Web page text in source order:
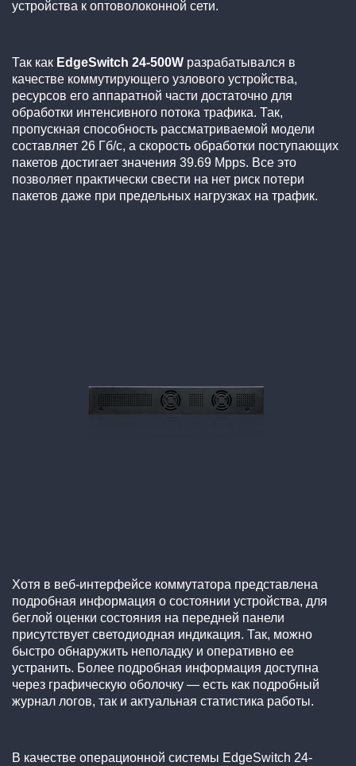
устройства к оптоволоконной сети.
Так как EdgeSwitch 24-500W разрабатывался в
качестве коммутирующего узлового устройства,
ресурсов его аппаратной части достаточно для
обработки интенсивного потока трафика. Так,
пропускная способность рассматриваемой модели
составляет 26 Гб/с, а скорость обработки поступающих
пакетов достигает значения 39.69 Mpps. Все это
позволяет практически свести на нет риск потери
пакетов даже при предельных нагрузках на трафик.
Хотя в веб-интерфейсе коммутатора представлена
подробная информация о состоянии устройства, для
беглой оценки состояния на передней панели
присутствует светодиодная индикация. Так, можно
быстро обнаружить неполадку и оперативно ее
устранить. Более подробная информация доступна
через графическую оболочку — есть как подробный
журнал логов, так и актуальная статистика работы.
В качестве операционной системы EdgeSwitch 24-